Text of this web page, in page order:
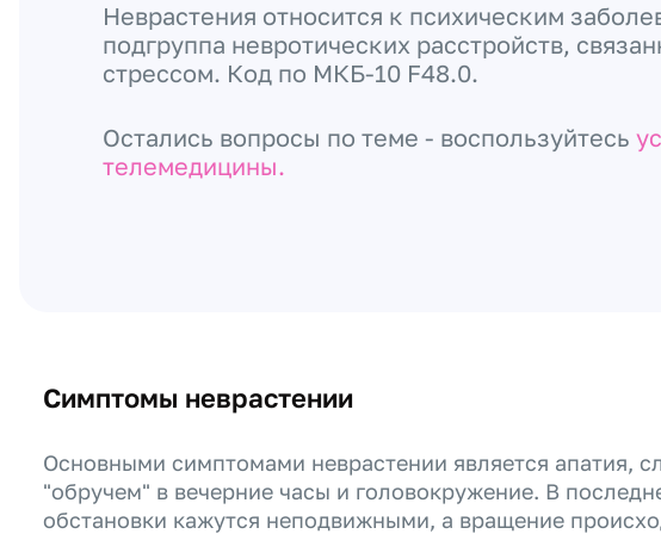
Неврастения относится к психическим
подгруппа невротических расстройств,
стрессом. Код по МКБ-10 F48.0.
Остались вопросы по теме - воспользуйтесь
телемедицины.
Симптомы неврастении
Основными симптомами неврастении является апатия,
"обручем" в вечерние часы и головокружение. В
обстановки кажутся неподвижными, а вращение